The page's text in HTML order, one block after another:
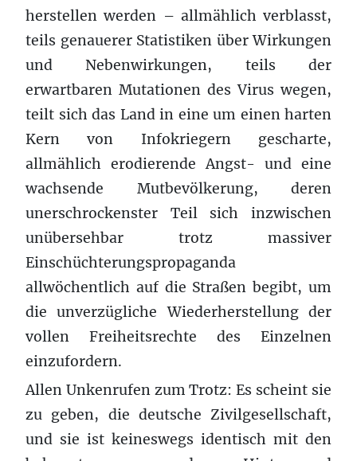
herstellen werden – allmählich verblasst,
teils genauerer Statistiken über Wirkungen
und Nebenwirkungen, teils der
erwartbaren Mutationen des Virus wegen,
teilt sich das Land in eine um einen harten
Kern von Infokriegern gescharte,
allmählich erodierende Angst- und eine
wachsende Mutbevölkerung, deren
unerschrockenster Teil sich inzwischen
unübersehbar trotz massiver
Einschüchterungspropaganda
allwöchentlich auf die Straßen begibt, um
die unverzügliche Wiederherstellung der
vollen Freiheitsrechte des Einzelnen
einzufordern.
Allen Unkenrufen zum Trotz: Es scheint sie
zu geben, die deutsche Zivilgesellschaft,
und sie ist keineswegs identisch mit den